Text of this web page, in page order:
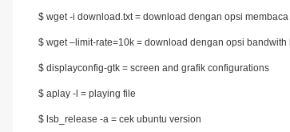
$ wget -i download.txt = download dengan opsi
$ wget –limit-rate=10k = download dengan opsi bandwith
$ displayconfig-gtk = screen and grafik configurations
$ aplay -l = playing file
$ lsb_release -a = cek ubuntu version